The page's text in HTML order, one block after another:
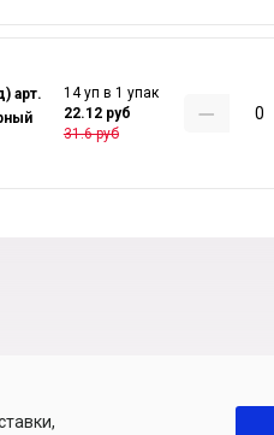
арт.
14 уп в 1 упак
22.12 руб
31.6 руб